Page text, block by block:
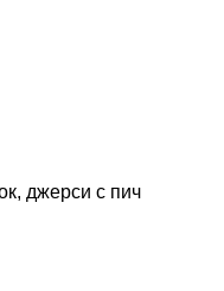
джерси с пич